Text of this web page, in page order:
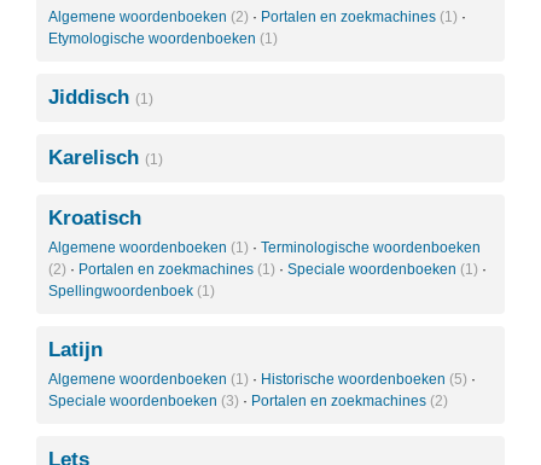
Algemene woordenboeken (2) · Portalen en zoekmachines (1) ·
Etymologische woordenboeken (1)
Jiddisch (1)
Karelisch (1)
Kroatisch
Algemene woordenboeken (1) · Terminologische woordenboeken
(2) · Portalen en zoekmachines (1) · Speciale woordenboeken (1) ·
Spellingwoordenboek (1)
Latijn
Algemene woordenboeken (1) · Historische woordenboeken (5) ·
Speciale woordenboeken (3) · Portalen en zoekmachines (2)
Lets